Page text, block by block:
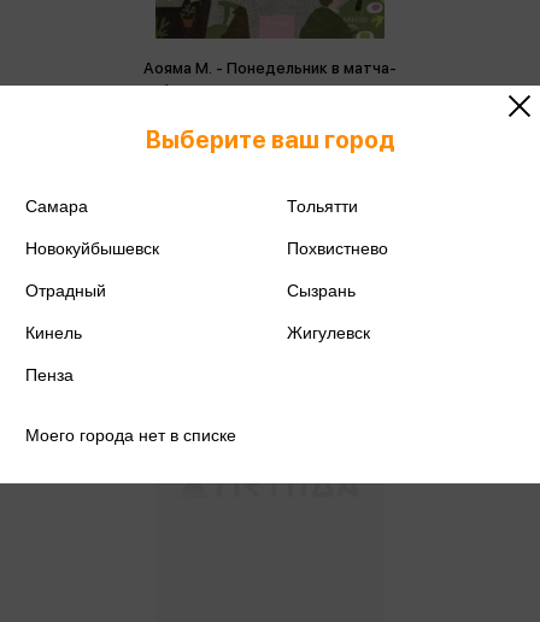
Аояма М. - Понедельник в матча-
кафе
732 ₽
Выберите ваш город
Самара Тольятти
Новокуйбышевск Похвистнево
Отрадный Сызрань
Кинель Жигулевск
Пенза
Моего города нет в списке